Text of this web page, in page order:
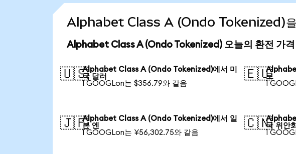
Alphabet Class A (Ondo Tokenized)을
Alphabet Class A (Ondo Tokenized) 오늘의 환전 가격
🇺🇸Alphabet Class A (Ondo Tokenized)에서 미
국 달러
1 GOOGLon는 $356.79와 같음
🇪🇺
로
1
🇯🇵Alphabet Class A (Ondo Tokenized)에서 일
본 엔
1 GOOGLon는 ¥56,302.75와 같음
🇨🇳국 위안
1